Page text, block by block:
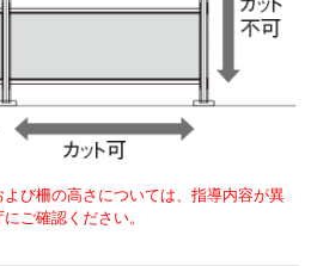
び柵の高さについては、指導内容が異
ご確認ください。